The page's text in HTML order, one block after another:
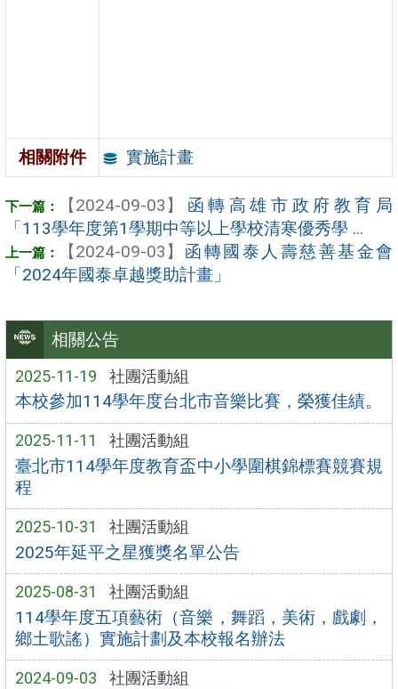
相關公告
2025-11-19 社團活動組
本校參加114學年度台北市音樂比賽，榮獲佳績。
2025-11-11 社團活動組
臺北市114學年度教育盃中小學圍棋錦標賽競賽規
程
2025-10-31 社團活動組
2025年延平之星獲獎名單公告
2025-08-31 社團活動組
114學年度五項藝術（音樂，舞蹈，美術，戲劇，
鄉土歌謠）實施計劃及本校報名辦法
2024-09-03 社團活動組
相關附件 實施計畫
【2024-09-03】
函轉高雄市政府教育局
「113學年度第1學期中等以上學校清寒優秀學 ...
【2024-09-03】
函轉國泰人壽慈善基金會
「2024年國泰卓越獎助計畫」